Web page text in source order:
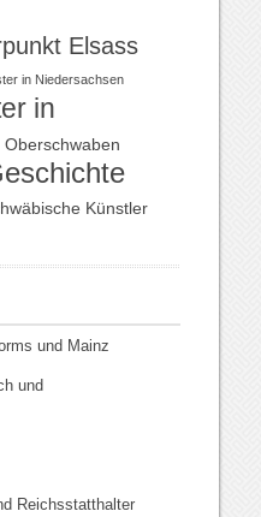
Elsass
in Niedersachsen
in
Oberschwaben
Künstler
und Mainz
und
Reichsstatthalter